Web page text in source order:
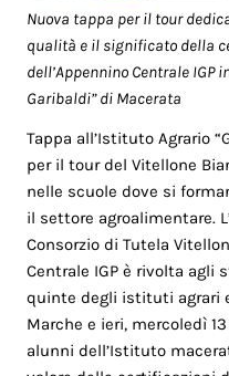
Nuova tappa per il tour
qualità e il significato della
dell’Appennino Centrale IGP
Garibaldi” di Macerata
Tappa all’Istituto Agrario
per il tour del Vitellone
nelle scuole dove si
il settore agroalimentare.
Consorzio di Tutela
Centrale IGP è rivolta agli
quinte degli istituti agrari
Marche e ieri, mercoledì
alunni dell’Istituto